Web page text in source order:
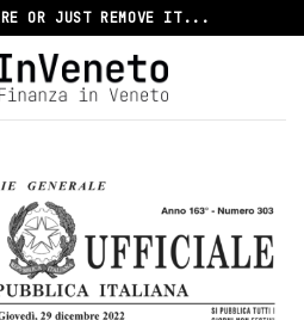
OR JUST REMOVE IT...